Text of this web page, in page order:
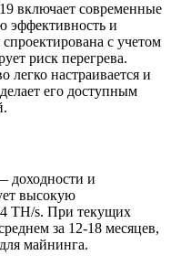
включает современные
эффективность и
с учетом
риск перегрева.
легко настраивается и
его доступным
доходности и
высокую
TH/s. При текущих
за 12-18 месяцев,
майнинга.